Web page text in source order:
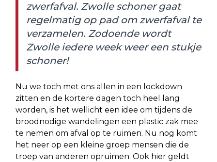
zwerfafval. Zwolle schoner gaat
regelmatig op pad om zwerfafval te
verzamelen. Zodoende wordt
Zwolle iedere week weer een stukje
schoner!
Nu we toch met ons allen in een lockdown
zitten en de kortere dagen toch heel lang
worden, is het wellicht een idee om tijdens de
broodnodige wandelingen een plastic zak mee
te nemen om afval op te ruimen. Nu nog komt
het neer op een kleine groep mensen die de
troep van anderen opruimen. Ook hier geldt